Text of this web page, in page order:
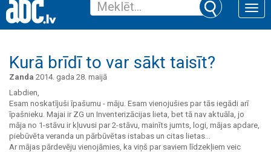
Toggle
Kurā brīdī to var sākt taisīt?
Zanda 2014. gada 28. maijā
Labdien,
Esam noskatījuši īpašumu - māju. Esam vienojušies par tās iegādi arī
īpašnieku. Majai ir ZG un Inventerizācijas lieta, bet tā nav aktuāla, jo
māja no 1-stāvu ir kļuvusi par 2-stāvu, mainīts jumts, logi, mājas apdare,
piebūvēta veranda un pārbūvētas istabas un citas lietas...
Ar mājas pārdevēju vienojāmies, ka viņš par saviem līdzekļiem veic